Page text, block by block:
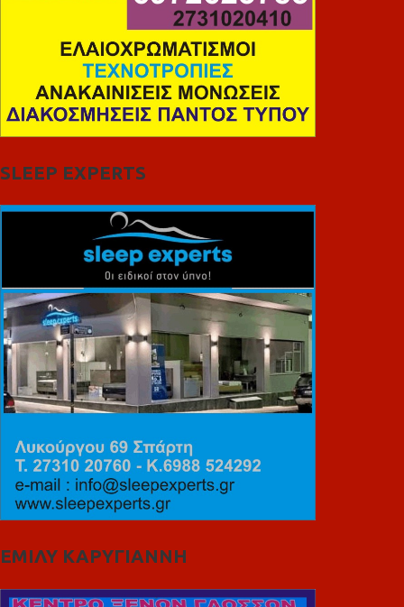
SLEEP EXPERTS
ΕΜΙΛΥ ΚΑΡΥΓΙΑΝΝΗ